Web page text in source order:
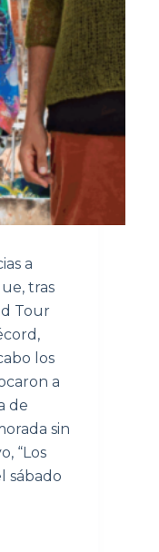
a
tras
Tour
los
a
de
sin
“Los
sábado